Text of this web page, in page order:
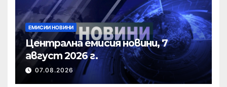
ЕМИСИИ НОВИНИ
Централна емисия новини, 7
август 2026 г.
07.08.2026